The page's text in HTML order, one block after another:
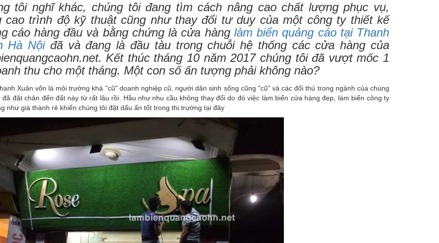
tôi nghĩ khác, chúng tôi đang tìm cách nâng cao chất lượng phục vụ,
cao trình độ kỹ thuật cũng như thay đổi tư duy của một công ty thiết kế
cáo hàng đầu và bằng chứng là cửa hàng làm biển quảng cáo tại Thanh
Hà Nộiđã và đang là đầu tàu trong chuỗi hệ thống các cửa hàng của
Kết thúc tháng 10 năm 2017 chúng tôi đã vượt mốc 1
thu cho một tháng. Một con số ấn tượng phải không nào?
Xuân vốn là môi trường khá "cũ" doanh nghiệp cũ, người dân sinh sống cũng "cũ" và các đối thủ trong ngành của chúng
đã đặt chân đến đất này từ rất lâu rồi. Hầu như nhu cầu không thay đổi do đó việc làm biển cửa hàng đẹp, làm biển công ty
như giá thành rẻ khiến chúng tôi đặt dấu ấn tốt trong thị trường tại đây